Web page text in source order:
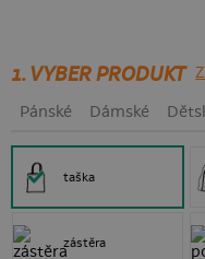
1. VYBER PRODUKT
Pánské Dámské
taška
zástěra